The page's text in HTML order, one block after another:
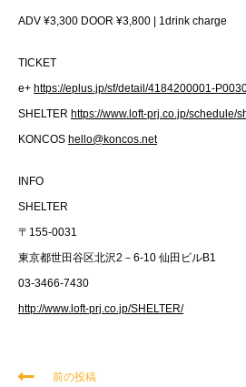
ADV ¥3,300 DOOR ¥3,800 | 1drink charge
TICKET
e+ https://eplus.jp/sf/detail/4184200001-
SHELTER https://www.loft-prj.co.jp/schedule/
KONCOS hello@koncos.net
INFO
SHELTER
〒155-0031
東京都世田谷区北沢2－6-10 仙田ビルB1
03-3466-7430
http://www.loft-prj.co.jp/SHELTER/
そ 前の投稿